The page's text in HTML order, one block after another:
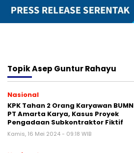
TopikAsep Guntur Rahayu
Nasional
KPK Tahan 2 Orang Karyawan BUMN
PT Amarta Karya, Kasus Proyek
Pengadaan Subkontraktor Fiktif
Kamis, 16 Mei 2024 - 09:18 WIB